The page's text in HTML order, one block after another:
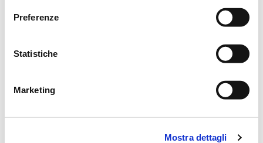
Preferenze
Statistiche
Marketing
Mostra dettagli
CONDIVIDI